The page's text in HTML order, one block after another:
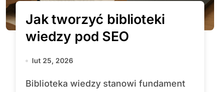
Jak tworzyć biblioteki
wiedzy pod SEO
lut 25, 2026
Biblioteka wiedzy stanowi fundament